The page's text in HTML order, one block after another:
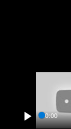
Play
00:00